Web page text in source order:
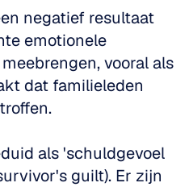
negatief resultaat
emotionele
vooral als
dat familieleden
als 'schuldgevoel
guilt). Er zijn